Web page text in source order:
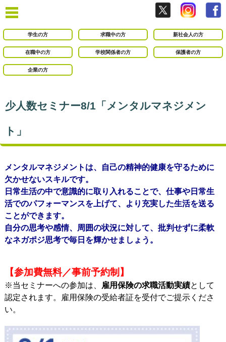
学生の方 求職中の方 新社会人の方
在職中の方 学校関係者の方 保護者の方
企業の方
少人数セミナー8/1「メンタルマネジメン
ト」
メンタルマネジメントは、自己の精神的健康を守るために
欠かせないスキルです。
日常生活の中で意識的に取り入れることで、仕事や日常生
活でのパフォーマンスを上げて、より充実した生活を送る
ことができます。
自分の思考や感情、周囲の状況に対して、批判せずに柔軟
なネガポジ思考で毎日を輝かせましょう。
【参加費無料／事前予約制】
※当セミナーへの参加は、 雇用保険の求職活動実績として
認定されます。雇用保険の受給者証を受付でご提示くださ
い。